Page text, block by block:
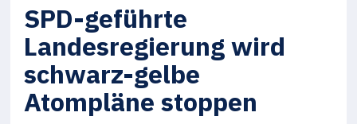
SPD-geführte
Landesregierung wird
schwarz-gelbe
Atompläne stoppen